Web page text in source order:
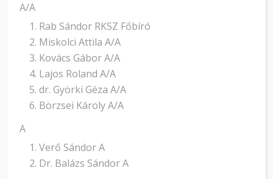
A/A
Rab Sándor RKSZ Főbíró
Miskolci Attila A/A
Kovács Gábor A/A
Lajos Roland A/A
dr. Györki Géza A/A
Börzsei Károly A/A
A
Verő Sándor A
Dr. Balázs Sándor A